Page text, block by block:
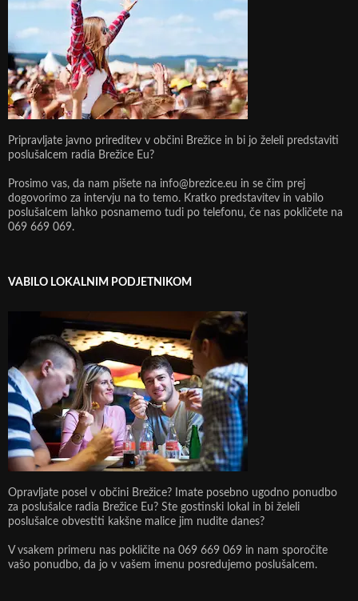
Pripravljate javno prireditev v občini Brežice in bi jo želeli predstaviti
poslušalcem radia Brežice Eu?
Prosimo vas, da nam pišete na info@brezice.eu in se čim prej
dogovorimo za intervju na to temo. Kratko predstavitev in vabilo
poslušalcem lahko posnamemo tudi po telefonu, če nas pokličete na
069 669 069.
VABILO LOKALNIM PODJETNIKOM
Opravljate posel v občini Brežice? Imate posebno ugodno ponudbo
za poslušalce radia Brežice Eu? Ste gostinski lokal in bi želeli
poslušalce obvestiti kakšne malice jim nudite danes?
V vsakem primeru nas pokličite na 069 669 069 in nam sporočite
vašo ponudbo, da jo v vašem imenu posredujemo poslušalcem.